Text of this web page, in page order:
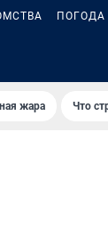
ПОГОДА
жара Что